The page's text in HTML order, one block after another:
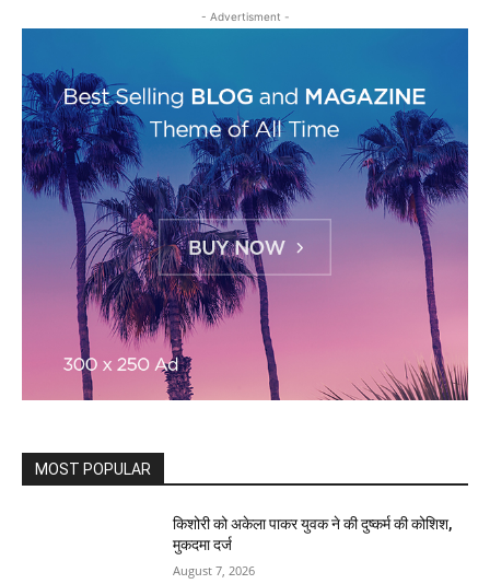
- Advertisment -
MOST POPULAR
किशोरी को अकेला पाकर युवक ने की दुष्कर्म की कोशिश,
मुकदमा दर्ज
August 7, 2026